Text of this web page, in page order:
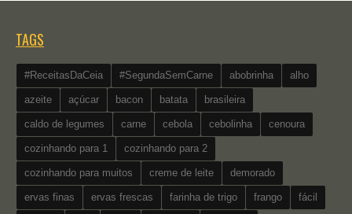
TAGS
#ReceitasDaCeia #SegundaSemCarne abobrinha alho
azeite açúcar bacon batata brasileira
caldo de legumes carne cebola cebolinha cenoura
cozinhando para 1 cozinhando para 2
cozinhando para muitos creme de leite demorado
ervas finas ervas frescas farinha de trigo frango fácil